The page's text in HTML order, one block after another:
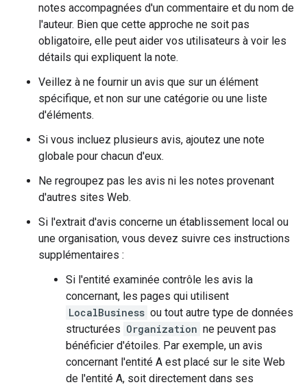
notes accompagnées d'un commentaire et du nom de
l'auteur. Bien que cette approche ne soit pas
obligatoire, elle peut aider vos utilisateurs à voir les
détails qui expliquent la note.
Veillez à ne fournir un avis que sur un élément
spécifique, et non sur une catégorie ou une liste
d'éléments.
Si vous incluez plusieurs avis, ajoutez une note
globale pour chacun d'eux.
Ne regroupez pas les avis ni les notes provenant
d'autres sites Web.
Si l'extrait d'avis concerne un établissement local ou
une organisation, vous devez suivre ces instructions
supplémentaires :
Si l'entité examinée contrôle les avis la
concernant, les pages qui utilisent
LocalBusiness ou tout autre type de données
structurées Organization ne peuvent pas
bénéficier d'étoiles. Par exemple, un avis
concernant l'entité A est placé sur le site Web
de l'entité A, soit directement dans ses